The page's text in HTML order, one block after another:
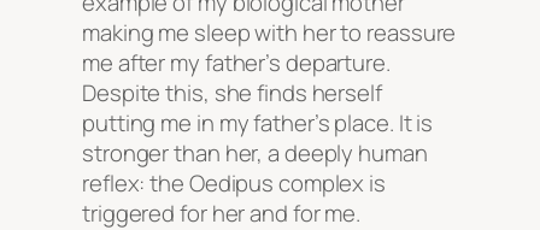
making me sleep with her to reassure
me after my father’s departure.
Despite this, she finds herself
putting me in my father’s place. It is
stronger than her, a deeply human
reflex: the Oedipus complex is
triggered for her and for me.